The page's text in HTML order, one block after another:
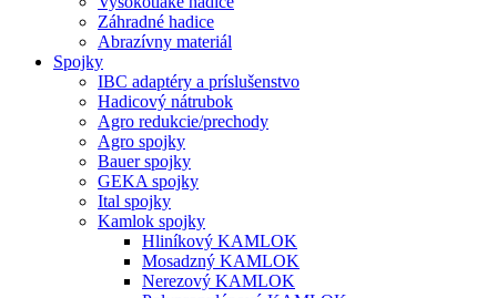
Záhradné hadice
Abrazívny materiál
Spojky
IBC adaptéry a príslušenstvo
Hadicový nátrubok
Agro redukcie/prechody
Agro spojky
Bauer spojky
GEKA spojky
Ital spojky
Kamlok spojky
Hliníkový KAMLOK
Mosadzný KAMLOK
Nerezový KAMLOK